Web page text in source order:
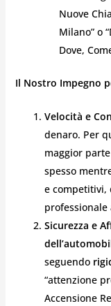
Nuove
Milano” o
Dove,
Il Nostro Impegno
Velocità e
denaro. Per
maggior
spesso
e competitivi,
Sicurezza e
seguendo
“attenzione
Accensione